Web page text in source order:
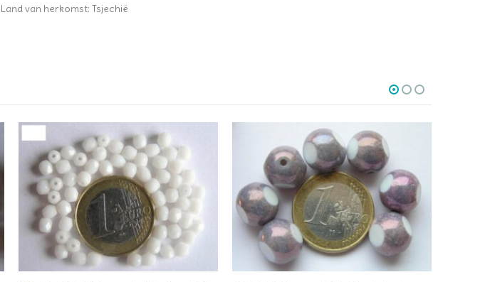
Land van herkomst: Tsjechië